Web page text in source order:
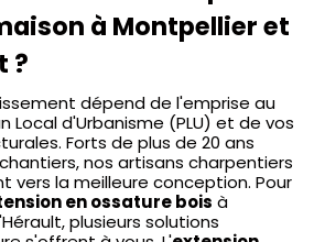
à Montpellier et
?
dépend de l'emprise au
Local d'Urbanisme (PLU) et de vos
Forts de plus de 20 ans
nos artisans charpentiers
vers la meilleure conception. Pour
en ossature bois à
plusieurs solutions